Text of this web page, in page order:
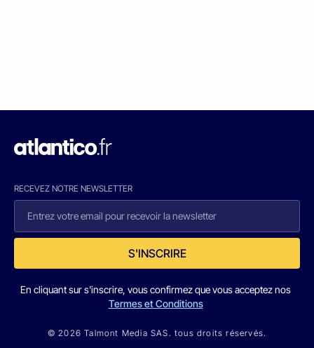
RECEVEZ NOTRE NEWSLETTER
S'INSCRIRE
En cliquant sur s'inscrire, vous confirmez que vous acceptez nos
Termes et Conditions
© 2026 Talmont Media SAS. tous droits réservés.